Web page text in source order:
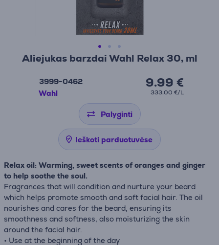
Aliejukas barzdai Wahl Relax 30, ml
3999-0462
Wahl
9.99 €
333,00 €/L
Palyginti
Ieškoti parduotuvėse
Relax oil: Warming, sweet scents of oranges and ginger
to help soothe the soul.
Fragrances that will condition and nurture your beard
which helps promote smooth and soft facial hair. The oil
nourishes and cares for the beard, ensuring its
smoothness and softness, also moisturizing the skin
around the facial hair.
• Use at the beginning of the day